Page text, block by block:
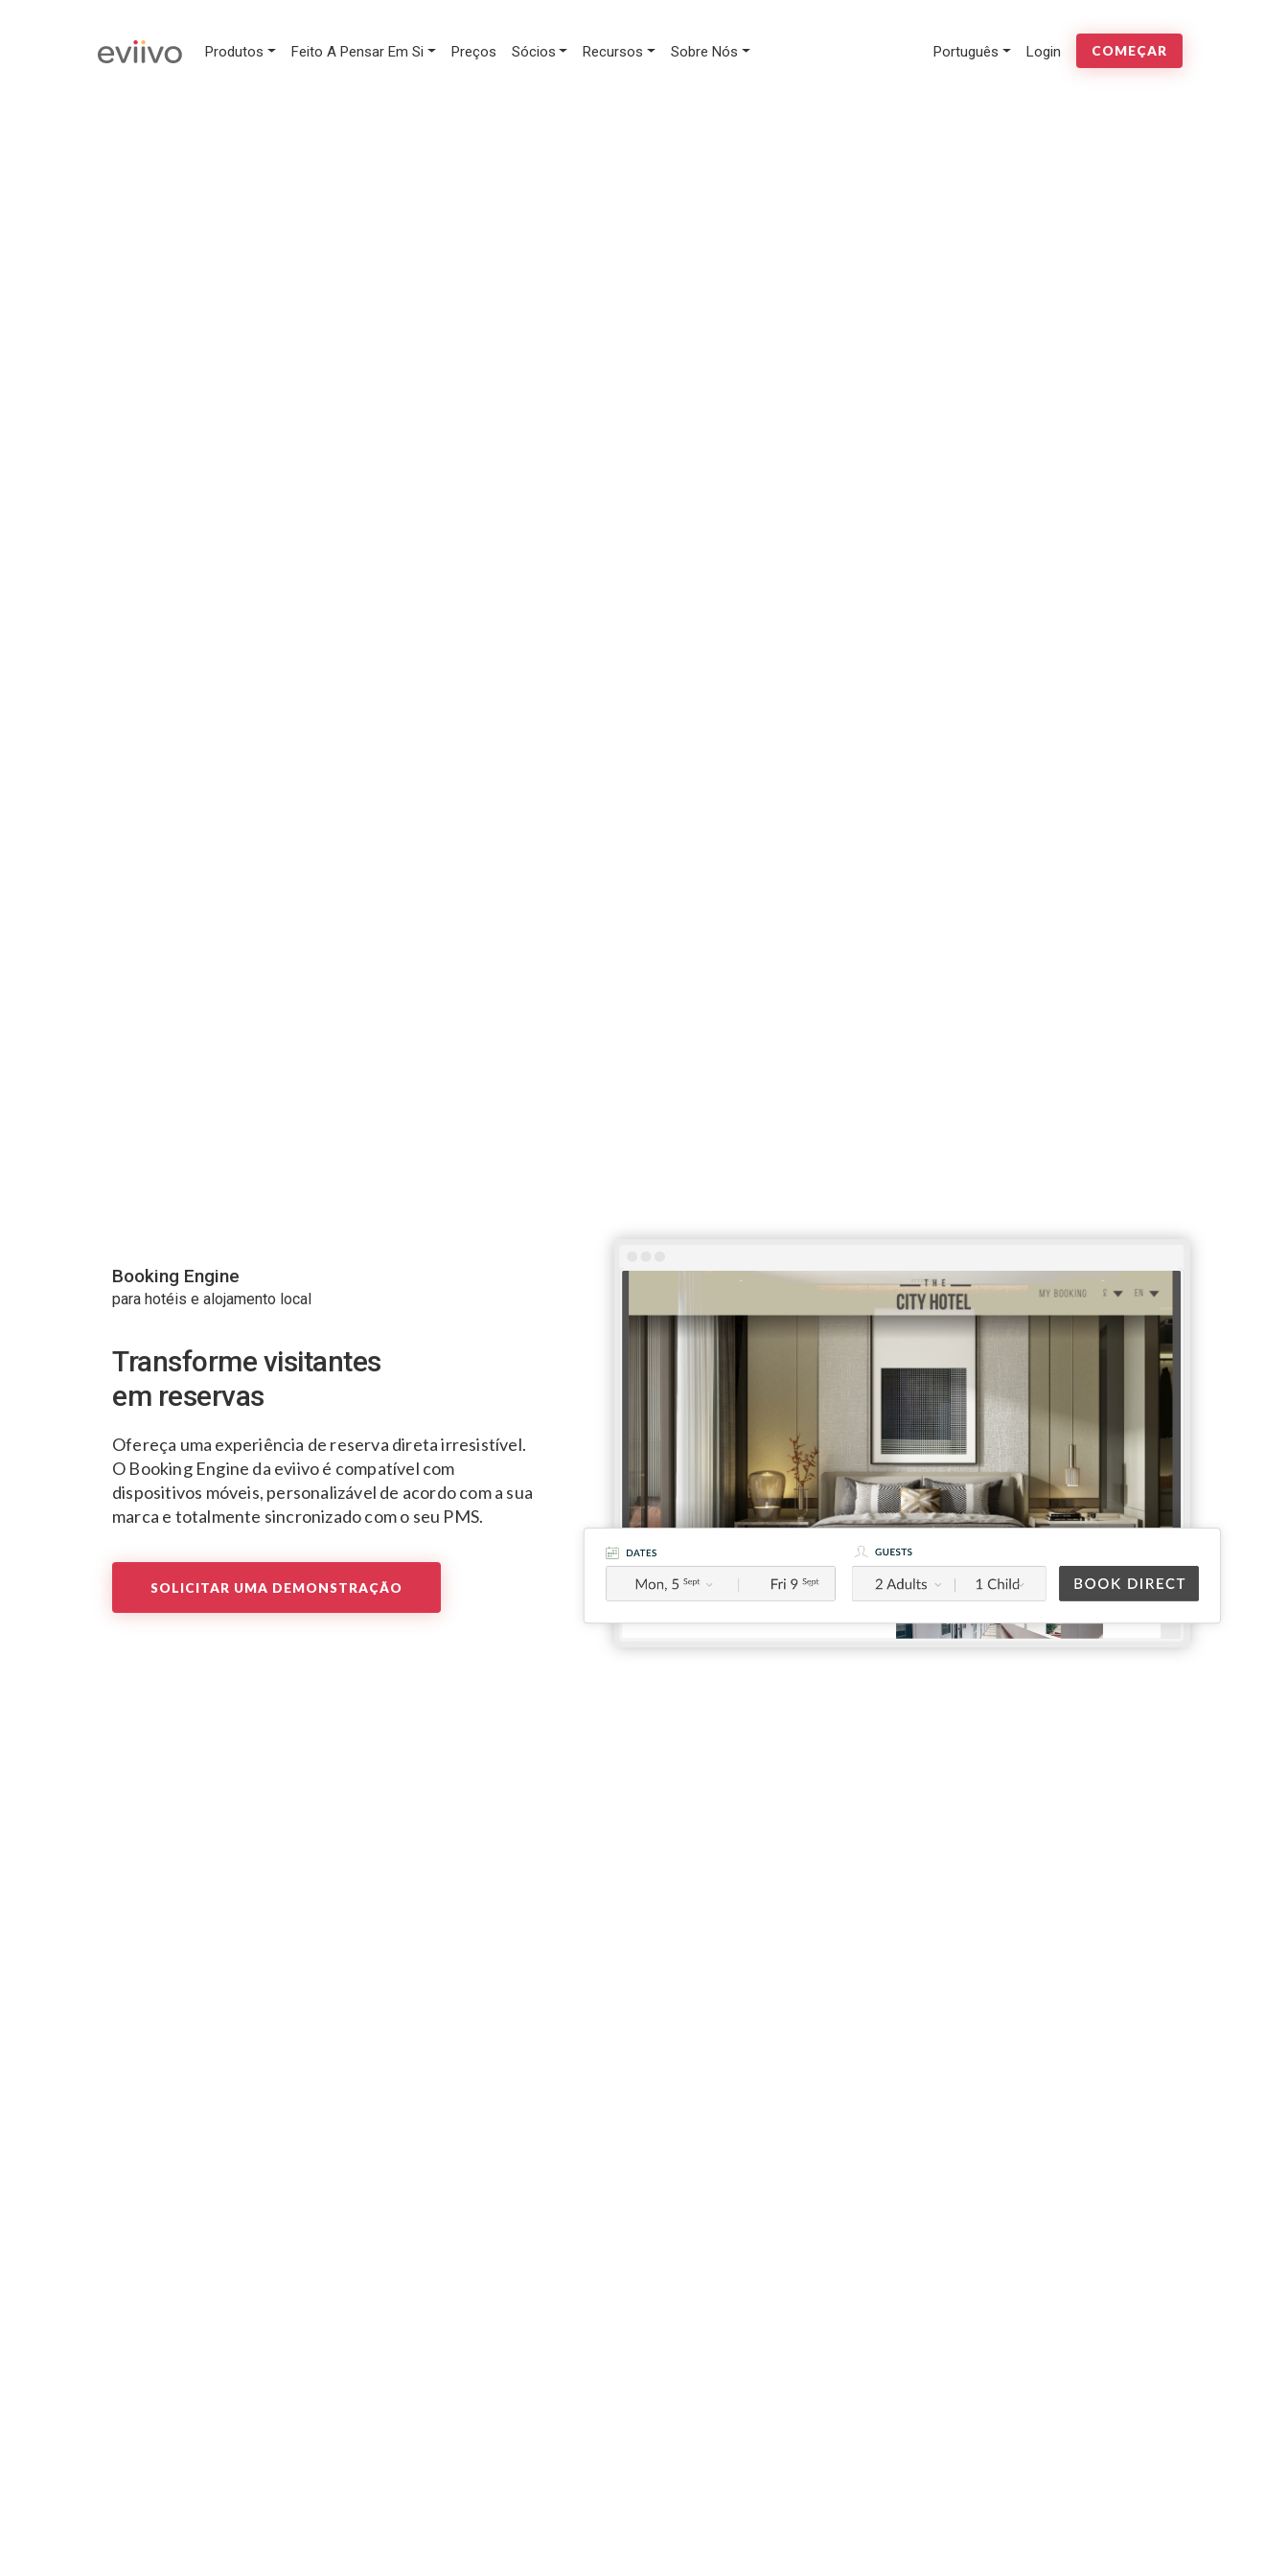
Produtos Feito A Pensar Em Si Preços Sócios Recursos Sobre Nós Português Login COMEÇAR
Booking Engine
para hotéis e alojamento local
Transforme visitantes
em reservas
Ofereça uma experiência de reserva direta irresistível.
O Booking Engine da eviivo é compatível com
dispositivos móveis, personalizável de acordo com a sua
marca e totalmente sincronizado com o seu PMS.
SOLICITAR UMA DEMONSTRAÇÃO